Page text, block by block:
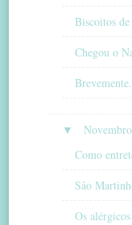
Biscoitos
Chegou o
▼
Como
São
Os